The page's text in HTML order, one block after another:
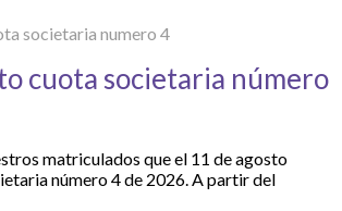
cuota societaria número
matriculados que el 11 de agosto
número 4 de 2026. A partir del